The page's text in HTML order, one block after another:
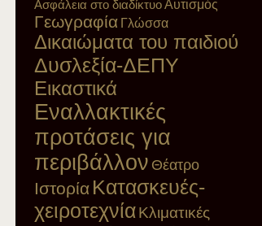
Ασφάλεια στο διαδίκτυοΑυτισμός
Γεωγραφία Γλώσσα
Δικαιώματα του παιδιού
Δυσλεξία-ΔΕΠΥ
Εικαστικά
Εναλλακτικές
προτάσεις για
περιβάλλον Θέατρο
Ιστορία Κατασκευές-
χειροτεχνίαΚλιματικές